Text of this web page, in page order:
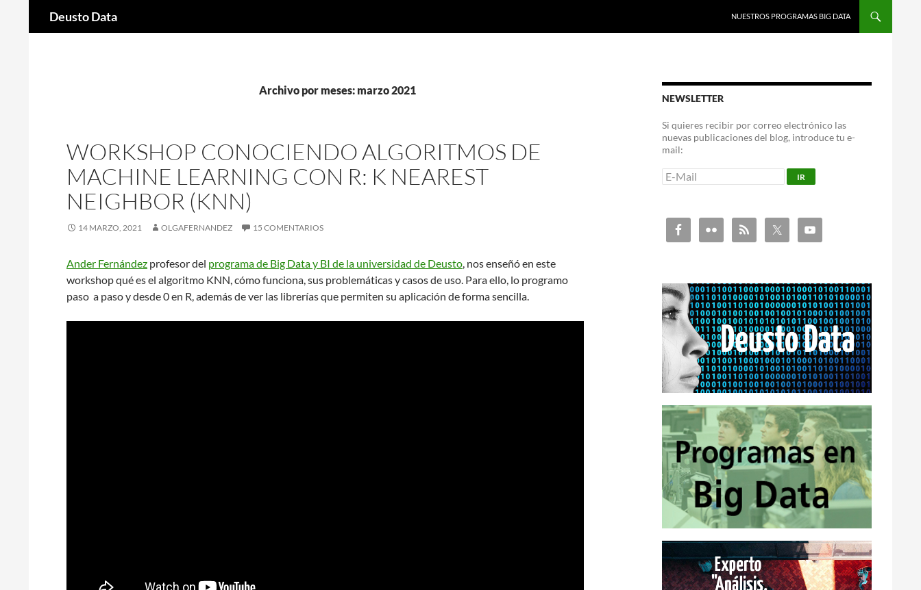
Deusto Data NUESTROS PROGRAMAS BIG DATA
Archivo por meses: marzo 2021
WORKSHOP CONOCIENDO ALGORITMOS DE
MACHINE LEARNING CON R: K NEAREST
NEIGHBOR (KNN)
14 MARZO, 2021 OLGAFERNANDEZ 15 COMENTARIOS
Ander Fernández profesor del programa de Big Data y BI de la universidad de Deusto, nos enseñó en este
workshop qué es el algoritmo KNN, cómo funciona, sus problemáticas y casos de uso. Para ello, lo programo
paso a paso y desde 0 en R, además de ver las librerías que permiten su aplicación de forma sencilla.
NEWSLETTER
Si quieres recibir por correo electrónico las
nuevas publicaciones del blog, introduce tu e-
mail: